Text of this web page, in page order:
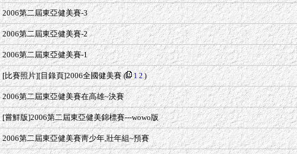
2006第二屆東亞健美賽-3
2006第二屆東亞健美賽-2
2006第二屆東亞健美賽-1
[比賽照片][目錄頁]2006全國健美賽( 1 2)
2006第二屆東亞健美賽在高雄~決賽
[嘗鮮版]2006第二屆東亞健美錦標賽---wowo版
2006第二屆東亞健美賽靑少年,壯年組~預賽